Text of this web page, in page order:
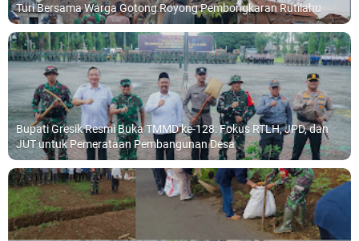
Turi Bersama Warga Gotong Royong Pembongkaran Rutilahu
Bupati Gresik Resmi Buka TMMD ke-128: Fokus RTLH, JPD, dan
JUT untuk Pemerataan Pembangunan Desa